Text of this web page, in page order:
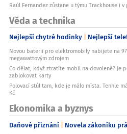
Raúl Fernandez zůstane u týmu Trackhouse i
Věda a technika
Nejlepší chytré hodinky Nejlepší
Novou baterii pro elektromobily nabijete na
megawattovým zdrojem
Co dělat, když ztratíte mobil na dovolené? Je
zablokovat karty
Polovací stůl tam, kde je málo místa. Tenhle
Kč
Ekonomika a byznys
Daňové přiznání Novela zákoníku